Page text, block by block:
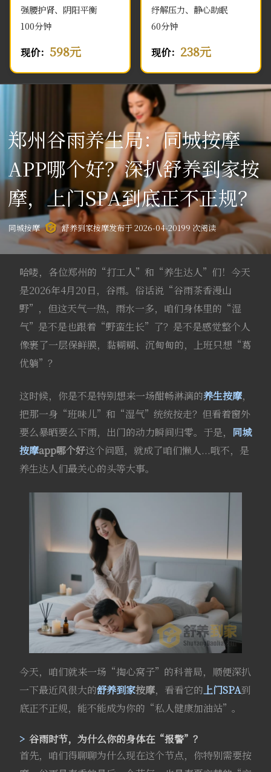
强腰护肾、阴阳平衡
100分钟
现价： 598元
纾解压力、静心助眠
60分钟
现价： 238元
郑州谷雨养生局：同城按摩
APP哪个好？深扒舒养到家按
摩，上门SPA到底正不正规？
同城按摩 舒养到家按摩发布于 2026-04-20199 次阅读
哈喽，各位郑州的“打工人”和“养生达人”们！今天
是2026年4月20日，谷雨。俗话说“谷雨茶香漫山
野”，但这天气一热，雨水一多，咱们身体里的“湿
气”是不是也跟着“野蛮生长”了？是不是感觉整个人
像裹了一层保鲜膜，黏糊糊、沉甸甸的，上班只想“葛
优躺”？
这时候，你是不是特别想来一场酣畅淋漓的养生按摩，
把那一身“班味儿”和“湿气”统统按走？但看着窗外
要么暴晒要么下雨，出门的动力瞬间归零。于是， 同城
按摩app哪个好这个问题，就成了咱们懒人...哦不，是
养生达人们最关心的头等大事。
今天，咱们就来一场“掏心窝子”的科普局，顺便深扒
一下最近风很大的舒养到家按摩，看看它的上门SPA到
底正不正规，能不能成为你的“私人健康加油站”。
谷雨时节，为什么你的身体在“报警”？
首先，咱们得聊聊为什么现在这个节点，你特别需要按